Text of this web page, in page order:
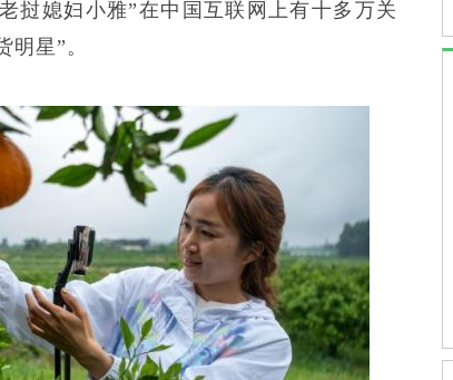
挝媳妇小雅”在中国互联网上有十多万关
星”。